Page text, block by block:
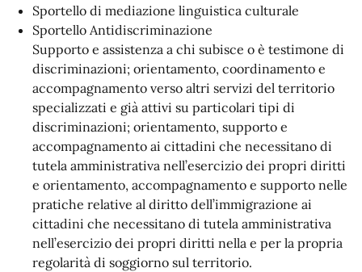
Sportello di mediazione linguistica culturale
Sportello Antidiscriminazione
Supporto e assistenza a chi subisce o è testimone di
discriminazioni; orientamento, coordinamento e
accompagnamento verso altri servizi del territorio
specializzati e già attivi su particolari tipi di
discriminazioni; orientamento, supporto e
accompagnamento ai cittadini che necessitano di
tutela amministrativa nell’esercizio dei propri diritti
e orientamento, accompagnamento e supporto nelle
pratiche relative al diritto dell’immigrazione ai
cittadini che necessitano di tutela amministrativa
nell’esercizio dei propri diritti nella e per la propria
regolarità di soggiorno sul territorio.